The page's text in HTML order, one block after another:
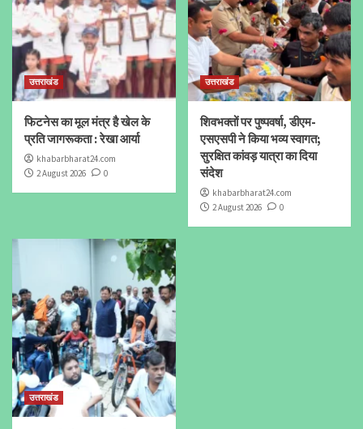
उत्तराखंड
फिटनेस का मूल मंत्र है खेल के
प्रति जागरूकता : रेखा आर्या
khabarbharat24.com
2 August 2026
0
उत्तराखंड
शिवभक्तों पर पुष्पवर्षा, डीएम-
एसएसपी ने किया भव्य स्वागत;
सुरक्षित कांवड़ यात्रा का दिया
संदेश
khabarbharat24.com
2 August 2026
0
उत्तराखंड